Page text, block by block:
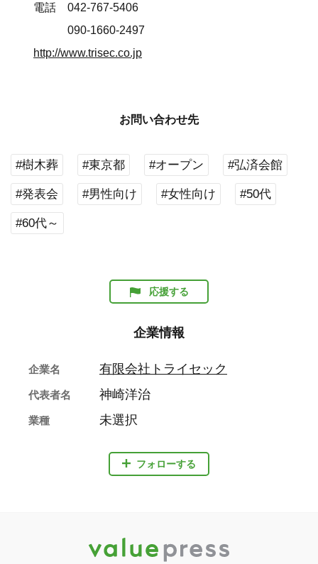
電話 042-767-5406
090-1660-2497
http://www.trisec.co.jp
お問い合わせ先
#樹木葬 #東京都 #オープン #弘済会館
#発表会 #男性向け #女性向け #50代
#60代～
応援する
企業情報
フォローする
企業名 有限会社トライセック
代表者名 神崎洋治
業種 未選択